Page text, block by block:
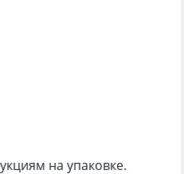
на упаковке.